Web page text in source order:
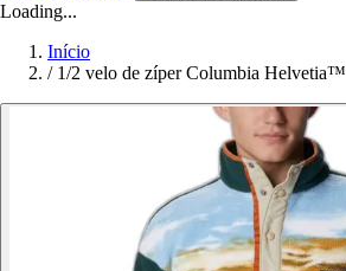
Loading...
Início
/ 1/2 velo de zíper Columbia Helvetia™